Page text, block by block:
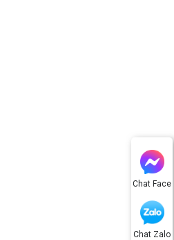
Chat Face
Chat Zalo